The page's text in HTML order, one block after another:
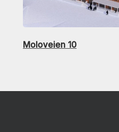
Moloveien 10